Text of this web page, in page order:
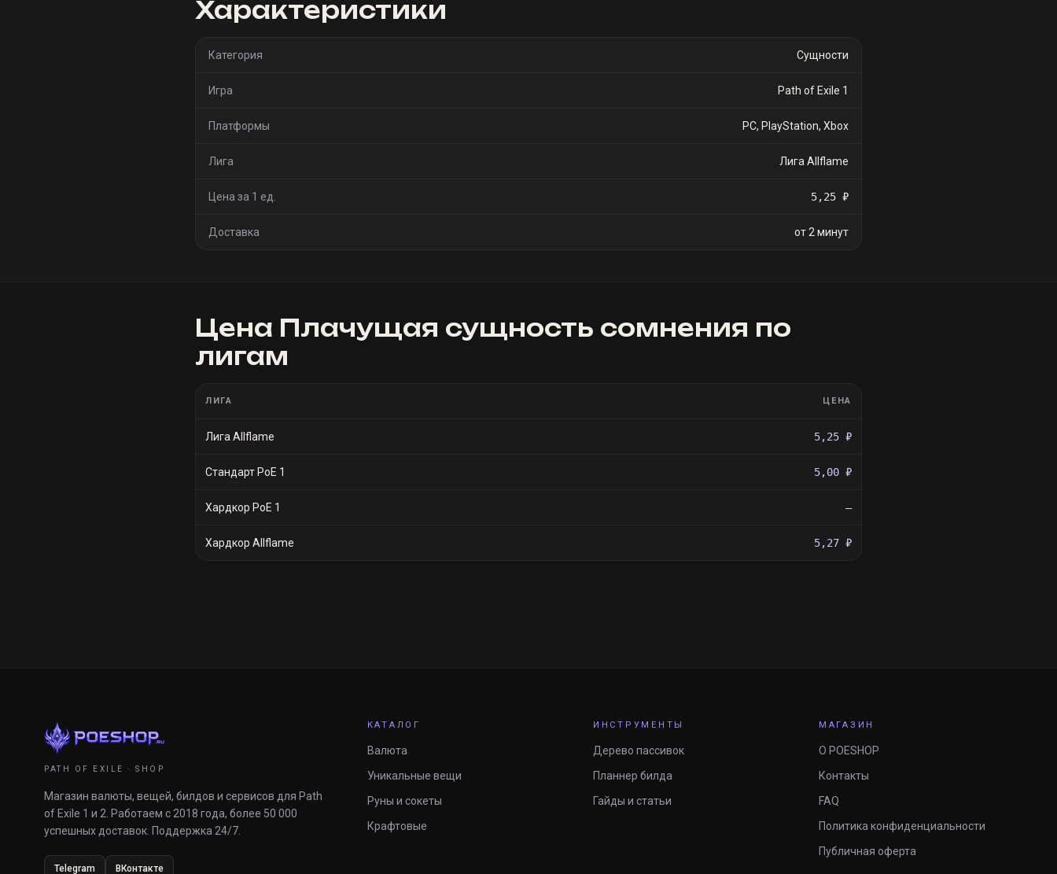
Характеристики
Категория Сущности
Игра Path of Exile 1
Платформы PC, PlayStation, Xbox
Лига Лига Allflame
Цена за 1 ед. 5,25 ₽
Доставка от 2 минут
Цена Плачущая сущность сомнения по
лигам
ЛИГА ЦЕНА
Лига Allflame 5,25 ₽
Стандарт PoE 1 5,00 ₽
Хардкор PoE 1 —
Хардкор Allflame 5,27 ₽
PATH OF EXILE · SHOP
Магазин валюты, вещей, билдов и сервисов для Path
of Exile 1 и 2. Работаем с 2018 года, более 50 000
успешных доставок. Поддержка 24/7.
Telegram ВКонтакте
КАТАЛОГ
Валюта
Уникальные вещи
Руны и сокеты
Крафтовые
ИНСТРУМЕНТЫ
Дерево пассивок
Планнер билда
Гайды и статьи
МАГАЗИН
О POESHOP
Контакты
FAQ
Политика конфиденциальности
Публичная оферта